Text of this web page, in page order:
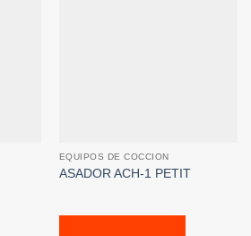
EQUIPOS DE COCCION
ASADOR ACH-1 PETIT